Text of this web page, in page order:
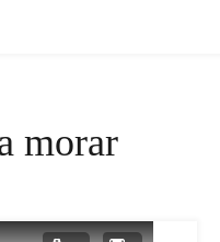
morar